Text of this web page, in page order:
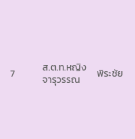
7
ส.ต.ท.หญิง
จารุวรรณ
พิระชัย